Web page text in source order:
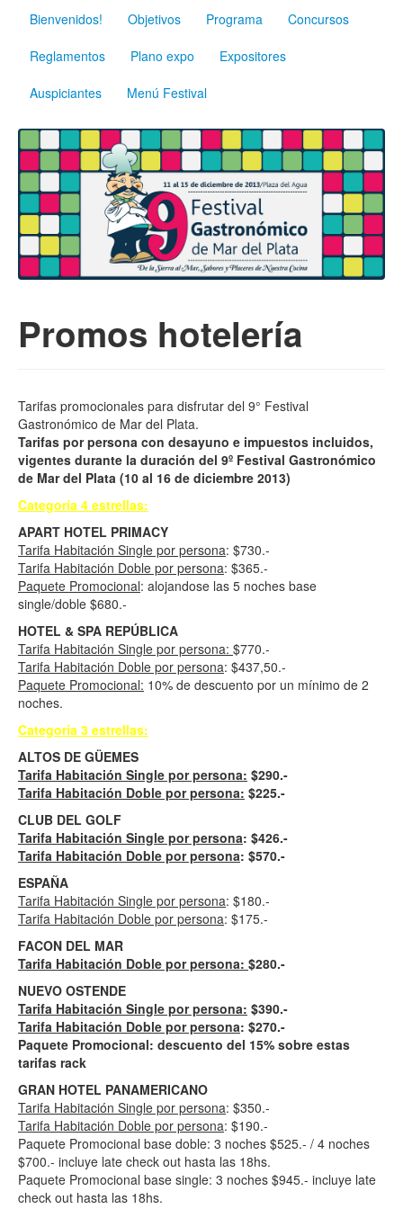
Bienvenidos! Objetivos Programa Concursos
Reglamentos Plano expo Expositores
Auspiciantes Menú Festival
Promos hotelería
Tarifas promocionales para disfrutar del 9° Festival
Gastronómico de Mar del Plata.
Tarifas por persona con desayuno e impuestos incluidos,
vigentes durante la duración del 9º Festival Gastronómico
de Mar del Plata (10 al 16 de diciembre 2013)
Categoría 4 estrellas:
APART HOTEL PRIMACY
Tarifa Habitación Single por persona: $730.-
Tarifa Habitación Doble por persona: $365.-
Paquete Promocional: alojandose las 5 noches base
single/doble $680.-
HOTEL & SPA REPÚBLICA
Tarifa Habitación Single por persona: $770.-
Tarifa Habitación Doble por persona: $437,50.-
Paquete Promocional: 10% de descuento por un mínimo de 2
noches.
Categoría 3 estrellas:
ALTOS DE GÜEMES
Tarifa Habitación Single por persona: $290.-
Tarifa Habitación Doble por persona: $225.-
CLUB DEL GOLF
Tarifa Habitación Single por persona: $426.-
Tarifa Habitación Doble por persona: $570.-
ESPAÑA
Tarifa Habitación Single por persona: $180.-
Tarifa Habitación Doble por persona: $175.-
FACON DEL MAR
Tarifa Habitación Doble por persona: $280.-
NUEVO OSTENDE
Tarifa Habitación Single por persona: $390.-
Tarifa Habitación Doble por persona: $270.-
Paquete Promocional: descuento del 15% sobre estas
tarifas rack
GRAN HOTEL PANAMERICANO
Tarifa Habitación Single por persona: $350.-
Tarifa Habitación Doble por persona: $190.-
Paquete Promocional base doble: 3 noches $525.- / 4 noches
$700.- incluye late check out hasta las 18hs.
Paquete Promocional base single: 3 noches $945.- incluye late
check out hasta las 18hs.